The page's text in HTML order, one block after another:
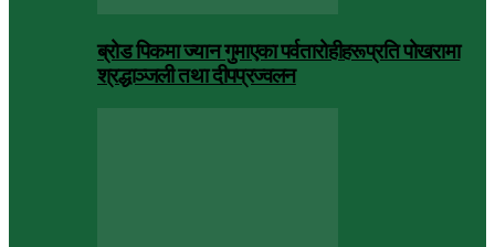
ब्रोड पिकमा ज्यान गुमाएका पर्वतारोहीहरूप्रति पोखरामा
श्रद्धाञ्जली तथा दीपप्रज्वलन